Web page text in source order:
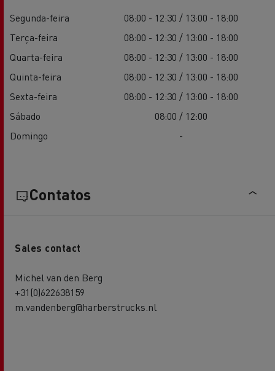
Segunda-feira
08:00 - 12:30 / 13:00 - 18:00
Terça-feira
08:00 - 12:30 / 13:00 - 18:00
Quarta-feira
08:00 - 12:30 / 13:00 - 18:00
Quinta-feira
08:00 - 12:30 / 13:00 - 18:00
Sexta-feira
08:00 - 12:30 / 13:00 - 18:00
Sábado
08:00 / 12:00
Domingo
-
Contatos
Sales contact
Michel van den Berg
+31(0)622638159
m.vandenberg@harberstrucks.nl